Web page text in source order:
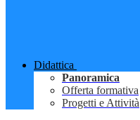
Didattica
Panoramica
Offerta formativa
Progetti e Attività